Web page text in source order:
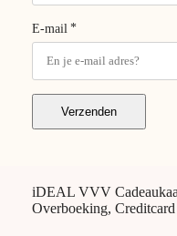
E-mail *
Verzenden
iDEAL VVV
Overboeking,